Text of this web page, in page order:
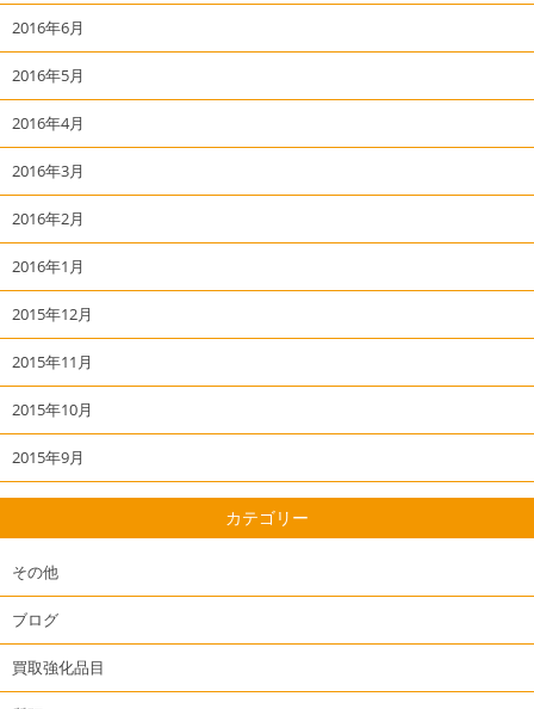
2016年6月
2016年5月
2016年4月
2016年3月
2016年2月
2016年1月
2015年12月
2015年11月
2015年10月
2015年9月
カテゴリー
その他
ブログ
買取強化品目